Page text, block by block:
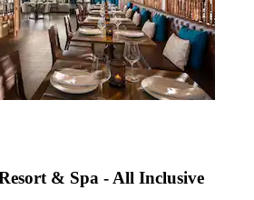
& Spa - All Inclusive